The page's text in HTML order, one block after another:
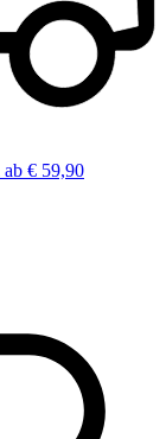
ab € 59,90